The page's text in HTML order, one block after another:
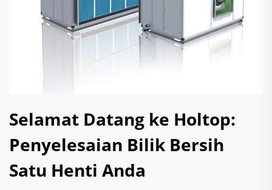
Selamat Datang ke Holtop:
Penyelesaian Bilik Bersih
Satu Henti Anda